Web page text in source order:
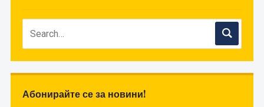
Абонирайте се за новини!